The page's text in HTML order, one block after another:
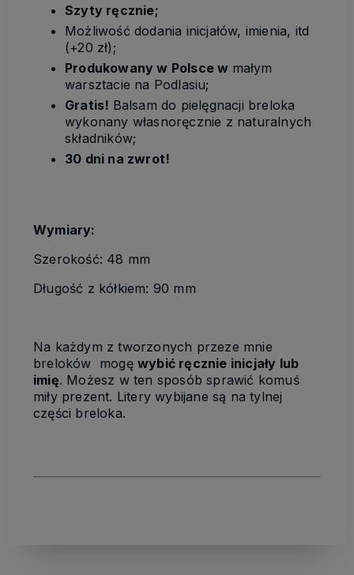
Szyty ręcznie;
Możliwość dodania inicjałów, imienia, itd
(+20 zł);
Produkowany w Polsce w małym
warsztacie na Podlasiu;
Gratis! Balsam do pielęgnacji breloka
wykonany własnoręcznie z naturalnych
składników;
30 dni na zwrot!
Wymiary:
Szerokość: 48 mm
Długość z kółkiem: 90 mm
Na każdym z tworzonych przeze mnie
breloków mogę wybić ręcznie inicjały lub
imię. Możesz w ten sposób sprawić komuś
miły prezent. Litery wybijane są na tylnej
części breloka.